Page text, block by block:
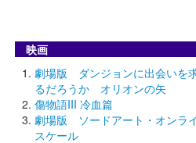
映画
劇場版 ダンジョンに出会いを
るだろうか オリオンの矢
傷物語III 冷血篇
劇場版 ソードアート・オンラ
スケール